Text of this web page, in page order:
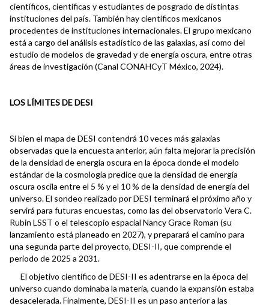
científicos, científicas y estudiantes de posgrado de distintas
instituciones del país. También hay científicos mexicanos
procedentes de instituciones internacionales. El grupo mexicano
está a cargo del análisis estadístico de las galaxias, así como del
estudio de modelos de gravedad y de energía oscura, entre otras
áreas de investigación (Canal CONAHCyT México, 2024).
LOS LÍMITES DE DESI
Si bien el mapa de DESI contendrá 10 veces más galaxias
observadas que la encuesta anterior, aún falta mejorar la precisión
de la densidad de energía oscura en la época donde el modelo
estándar de la cosmología predice que la densidad de energía
oscura oscila entre el 5 % y el 10 % de la densidad de energía del
universo. El sondeo realizado por DESI terminará el próximo año y
servirá para futuras encuestas, como las del observatorio Vera C.
Rubin LSST o el telescopio espacial Nancy Grace Roman (su
lanzamiento está planeado en 2027), y preparará el camino para
una segunda parte del proyecto, DESI-II, que comprende el
periodo de 2025 a 2031.
El objetivo científico de DESI-II es adentrarse en la época del
universo cuando dominaba la materia, cuando la expansión estaba
desacelerada. Finalmente, DESI-II es un paso anterior a las